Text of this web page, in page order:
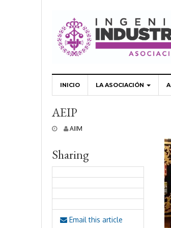
INICIO LA ASOCIACIÓN
AEIP
u
o
,
2
8
AIIM
Sharing
Email this article